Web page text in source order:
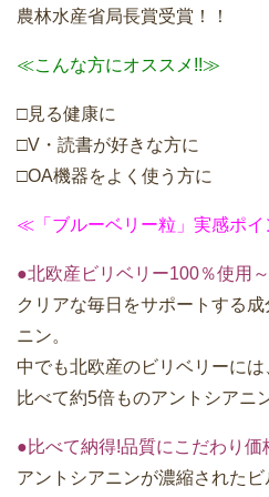
農林水産省局長賞受賞！！
≪こんな方にオススメ!!≫
□見る健康に
□V・読書が好きな方に
□OA機器をよく使う方に
≪「ブルーベリー粒」実感ポ
●北欧産ビリベリー100％使用
クリアな毎日をサポートする
ニン。
中でも北欧産のビリベリーに
比べて約5倍ものアントシアニ
●比べて納得!品質にこだわり価
アントシアニンが濃縮された